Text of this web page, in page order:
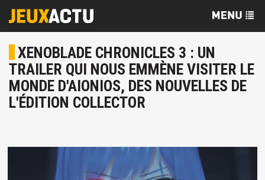
XENOBLADE CHRONICLES 3 : UN
TRAILER QUI NOUS EMMÈNE VISITER LE
MONDE D'AIONIOS, DES NOUVELLES DE
L'ÉDITION COLLECTOR